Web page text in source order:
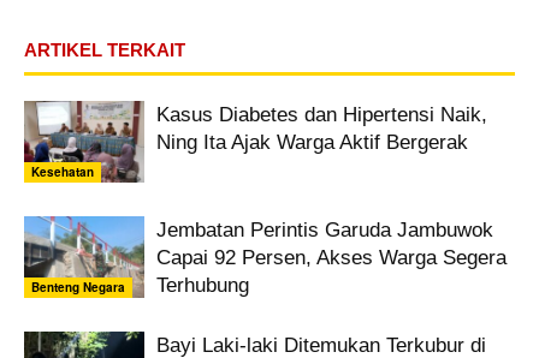
ARTIKEL TERKAIT
Kesehatan
Kasus Diabetes dan Hipertensi Naik,
Ning Ita Ajak Warga Aktif Bergerak
Benteng Negara
Jembatan Perintis Garuda Jambuwok
Capai 92 Persen, Akses Warga Segera
Terhubung
Bayi Laki-laki Ditemukan Terkubur di